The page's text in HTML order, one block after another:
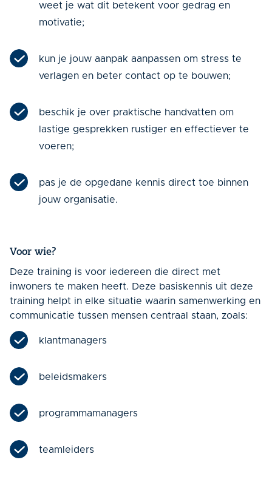
weet je wat dit betekent voor gedrag en
motivatie;
kun je jouw aanpak aanpassen om stress te
verlagen en beter contact op te bouwen;
beschik je over praktische handvatten om
lastige gesprekken rustiger en effectiever te
voeren;
pas je de opgedane kennis direct toe binnen
jouw organisatie.
Voor wie?
Deze training is voor iedereen die direct met
inwoners te maken heeft. Deze basiskennis uit deze
training helpt in elke situatie waarin samenwerking en
communicatie tussen mensen centraal staan, zoals:
klantmanagers
beleidsmakers
programmamanagers
teamleiders